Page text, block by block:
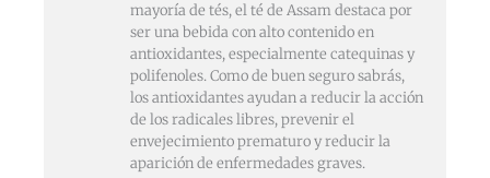
mayoría de tés, el té de Assam destaca por
ser una bebida con alto contenido en
antioxidantes, especialmente catequinas y
polifenoles. Como de buen seguro sabrás,
los antioxidantes ayudan a reducir la acción
de los radicales libres, prevenir el
envejecimiento prematuro y reducir la
aparición de enfermedades graves.